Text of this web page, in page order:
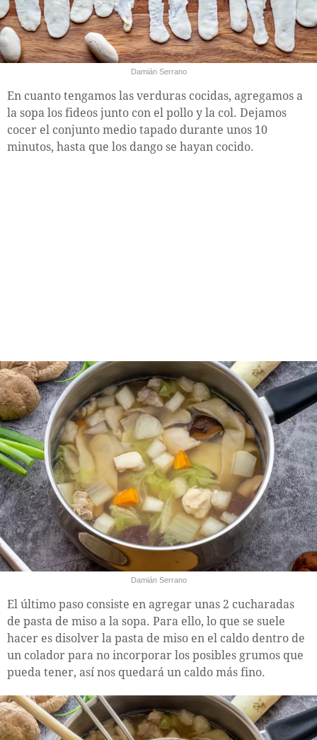
Damián Serrano
En cuanto tengamos las verduras cocidas, agregamos a
la sopa los fideos junto con el pollo y la col. Dejamos
cocer el conjunto medio tapado durante unos 10
minutos, hasta que los dango se hayan cocido.
Damián Serrano
El último paso consiste en agregar unas 2 cucharadas
de pasta de miso a la sopa. Para ello, lo que se suele
hacer es disolver la pasta de miso en el caldo dentro de
un colador para no incorporar los posibles grumos que
pueda tener, así nos quedará un caldo más fino.